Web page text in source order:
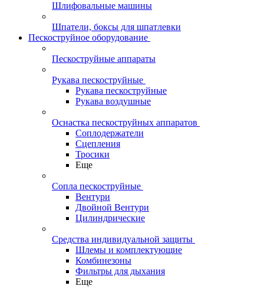
Шлифовальные машины
Шпатели, боксы для шпатлевки
Пескоструйное оборудование
Пескоструйные аппараты
Рукава пескоструйные
Рукава пескоструйные
Рукава воздушные
Оснастка пескоструйных аппаратов
Соплодержатели
Сцепления
Тросики
Еще
Сопла пескоструйные
Вентури
Двойной Вентури
Цилиндрические
Средства индивидуальной защиты
Шлемы и комплектующие
Комбинезоны
Фильтры для дыхания
Еще